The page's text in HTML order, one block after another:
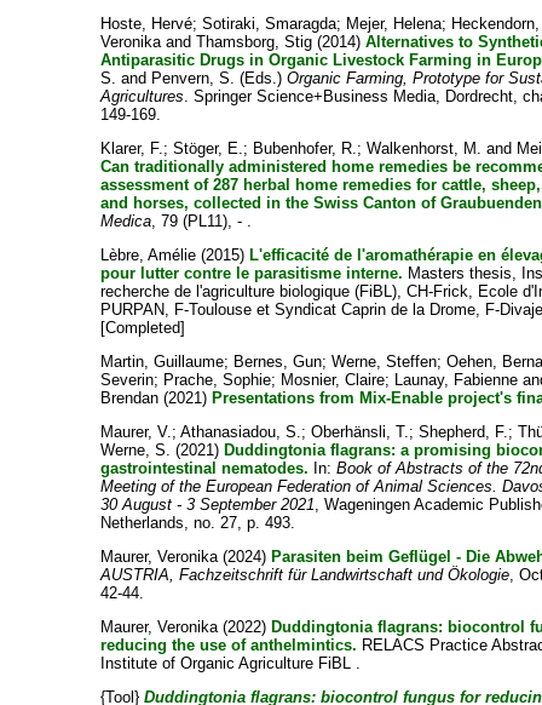
Hoste, Hervé;Sotiraki, Smaragda; Mejer, Helena;
VeronikaandThamsborg, Stig (2014)Alternatives to
Antiparasitic Drugs in Organic Livestock Farming in
S. and Penvern, S. (Eds.)Organic Farming, Prototype for
Agricultures. Springer Science+Business Media, Dordrecht,
149-169.
Klarer, F.;Stöger, E.; Bubenhofer, R.;Walkenhorst, M. and
Can traditionally administered home remedies be
assessment of 287 herbal home remedies for cattle,
and horses, collected in the Swiss Canton of
Medica, 79 (PL11), - .
Lèbre, Amélie (2015) L'efficacité de l'aromathérapie en
pour lutter contre le parasitisme interne. Masters thesis,
recherche de l'agriculture biologique (FiBL), CH-Frick, Ecole
PURPAN, F-Toulouse et Syndicat Caprin de la Drome, F-
[Completed]
Martin, Guillaume; Bernes, Gun;Werne, Steffen;Oehen,
Severin; Prache, Sophie; Mosnier, Claire; Launay, Fabienne
Brendan (2021) Presentations from Mix-Enable project's
Maurer, V.;Athanasiadou, S.;Oberhänsli, T.;Shepherd, F.;
Werne, S. (2021) Duddingtonia flagrans: a promising
gastrointestinal nematodes. In:Book of Abstracts of the
Meeting of the European Federation of Animal Sciences.
30 August - 3 September 2021, Wageningen Academic
Netherlands, no. 27, p. 493.
Maurer, Veronika(2024) Parasiten beim Geflügel - Die
AUSTRIA, Fachzeitschrift für Landwirtschaft und Ökologie,
42-44.
Maurer, Veronika(2022) Duddingtonia flagrans: biocontrol
reducing the use of anthelmintics. RELACS Practice
Institute of Organic Agriculture FiBL .
{Tool}Duddingtonia flagrans: biocontrol fungus for